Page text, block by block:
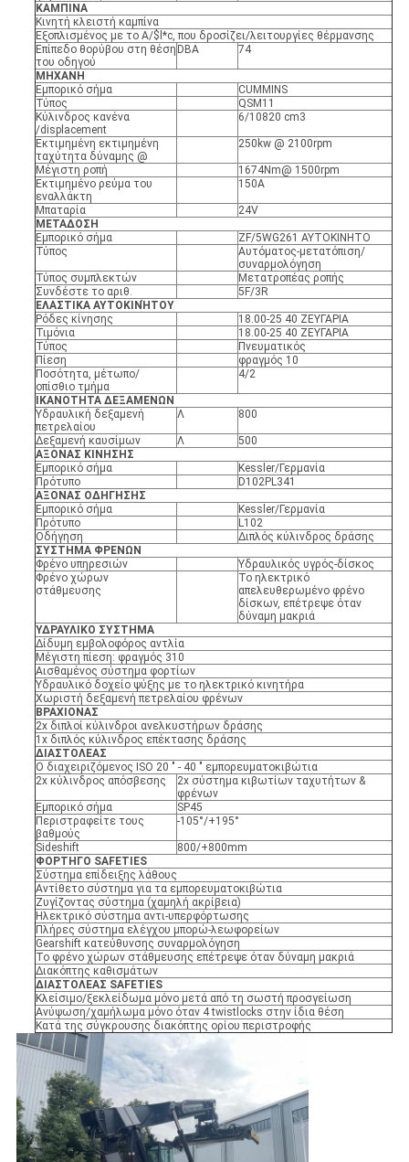
ΚΑΜΠΙΝΑ
Κινητή κλειστή καμπίνα
Εξοπλισμένος με το A/$l*c, που δροσίζει/λειτουργίες θέρμανσης
Επίπεδο θορύβου στη θέση
του οδηγού
DBA 74
ΜΗΧΑΝΗ
Εμπορικό σήμα
CUMMINS
Τύπος
QSM11
Κύλινδρος κανένα
/displacement
6/10820 cm3
Εκτιμημένη εκτιμημένη
ταχύτητα δύναμης @
250kw @ 2100rpm
Μέγιστη ροπή
1674Nm@ 1500rpm
Εκτιμημένο ρεύμα του
εναλλάκτη
150A
Μπαταρία
24V
ΜΕΤΑΔΟΣΗ
Εμπορικό σήμα
ZF/5WG261 ΑΥΤΟΚΙΝΗΤΟ
Τύπος
Αυτόματος-μετατόπιση/
συναρμολόγηση
Τύπος συμπλεκτών
Μετατροπέας ροπής
Συνδέστε το αριθ.
5F/3R
ΕΛΑΣΤΙΚΑ ΑΥΤΟΚΙΝΉΤΟΥ
Ρόδες κίνησης
18.00-25 40 ΖΕΥΓΑΡΙΑ
Τιμόνια
18.00-25 40 ΖΕΥΓΑΡΙΑ
Τύπος
Πνευματικός
Πίεση
φραγμός 10
Ποσότητα, μέτωπο/
οπίσθιο τμήμα
4/2
ΙΚΑΝΟΤΗΤΑ ΔΕΞΑΜΕΝΩΝ
Υδραυλική δεξαμενή
πετρελαίου
Λ 800
Δεξαμενή καυσίμων Λ
500
ΑΞΟΝΑΣ ΚΙΝΗΣΗΣ
Εμπορικό σήμα
Kessler/Γερμανία
Πρότυπο
D102PL341
ΑΞΟΝΑΣ ΟΔΗΓΗΣΗΣ
Εμπορικό σήμα
Kessler/Γερμανία
Πρότυπο
L102
Οδήγηση
Διπλός κύλινδρος δράσης
ΣΥΣΤΗΜΑ ΦΡΕΝΩΝ
Φρένο υπηρεσιών
Υδραυλικός υγρός-δίσκος
Φρένο χώρων
στάθμευσης
Το ηλεκτρικό
απελευθερωμένο φρένο
δίσκων, επέτρεψε όταν
δύναμη μακριά
ΥΔΡΑΥΛΙΚΟ ΣΥΣΤΗΜΑ
Δίδυμη εμβολοφόρος αντλία
Μέγιστη πίεση: φραγμός 310
Αισθαμένος σύστημα φορτίων
Υδραυλικό δοχείο ψύξης με το ηλεκτρικό κινητήρα
Χωριστή δεξαμενή πετρελαίου φρένων
ΒΡΑΧΙΟΝΑΣ
2x διπλοί κύλινδροι ανελκυστήρων δράσης
1x διπλός κύλινδρος επέκτασης δράσης
ΔΙΑΣΤΟΛΕΑΣ
Ο διαχειριζόμενος ISO 20 " - 40 " εμπορευματοκιβώτια
2x κύλινδρος απόσβεσης
2x σύστημα κιβωτίων ταχυτήτων &
φρένων
Εμπορικό σήμα
SP45
Περιστραφείτε τους
βαθμούς
-105°/+195°
Sideshift
800/+800mm
ΦΟΡΤΗΓΟ SAFETIES
Σύστημα επίδειξης λάθους
Αντίθετο σύστημα για τα εμπορευματοκιβώτια
Ζυγίζοντας σύστημα (χαμηλή ακρίβεια)
Ηλεκτρικό σύστημα αντι-υπερφόρτωσης
Πλήρες σύστημα ελέγχου μπορώ-λεωφορείων
Gearshift κατεύθυνσης συναρμολόγηση
Το φρένο χώρων στάθμευσης επέτρεψε όταν δύναμη μακριά
Διακόπτης καθισμάτων
ΔΙΑΣΤΟΛΕΑΣ SAFETIES
Κλείσιμο/ξεκλείδωμα μόνο μετά από τη σωστή προσγείωση
Ανύψωση/χαμήλωμα μόνο όταν 4 twistlocks στην ίδια θέση
Κατά της σύγκρουσης διακόπτης ορίου περιστροφής